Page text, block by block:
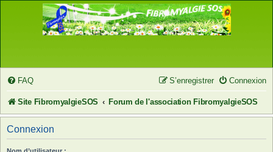
FAQ Connexion
S’enregistrer
Site FibromyalgieSOS Forum de l'association FibromyalgieSOS
Connexion